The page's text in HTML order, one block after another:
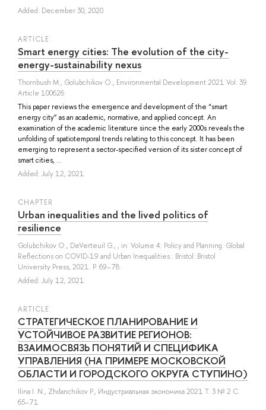
Added: December 30, 2020
ARTICLE
Smart energy cities: The evolution of the city-
energy-sustainability nexus
Thornbush M., Golubchikov O., Environmental Development 2021 Vol. 39
Article 100626
This paper reviews the emergence and development of the “smart
energy city” as an academic, normative, and applied concept. An
examination of the academic literature since the early 2000s reveals the
unfolding of spatiotemporal trends relating to this concept. It has been
emerging to represent a sector-specified version of its sister concept of
smart cities, ...
Added: July 12, 2021
СHAPTER
Urban inequalities and the lived politics of
resilience
Golubchikov O., DeVerteuil G., , in: Volume 4: Policy and Planning. Global
Reflections on COVID-19 and Urban Inequalities.: Bristol: Bristol
University Press, 2021. P. 69–78.
Added: July 12, 2021
ARTICLE
СТРАТЕГИЧЕСКОЕ ПЛАНИРОВАНИЕ И
УСТОЙЧИВОЕ РАЗВИТИЕ РЕГИОНОВ:
ВЗАИМОСВЯЗЬ ПОНЯТИЙ И СПЕЦИФИКА
УПРАВЛЕНИЯ (НА ПРИМЕРЕ МОСКОВСКОЙ
ОБЛАСТИ И ГОРОДСКОГО ОКРУГА СТУПИНО)
Ilina I. N., Zhdanchikov P., Индустриальная экономика 2021 Т. 3 № 2 С.
65–71